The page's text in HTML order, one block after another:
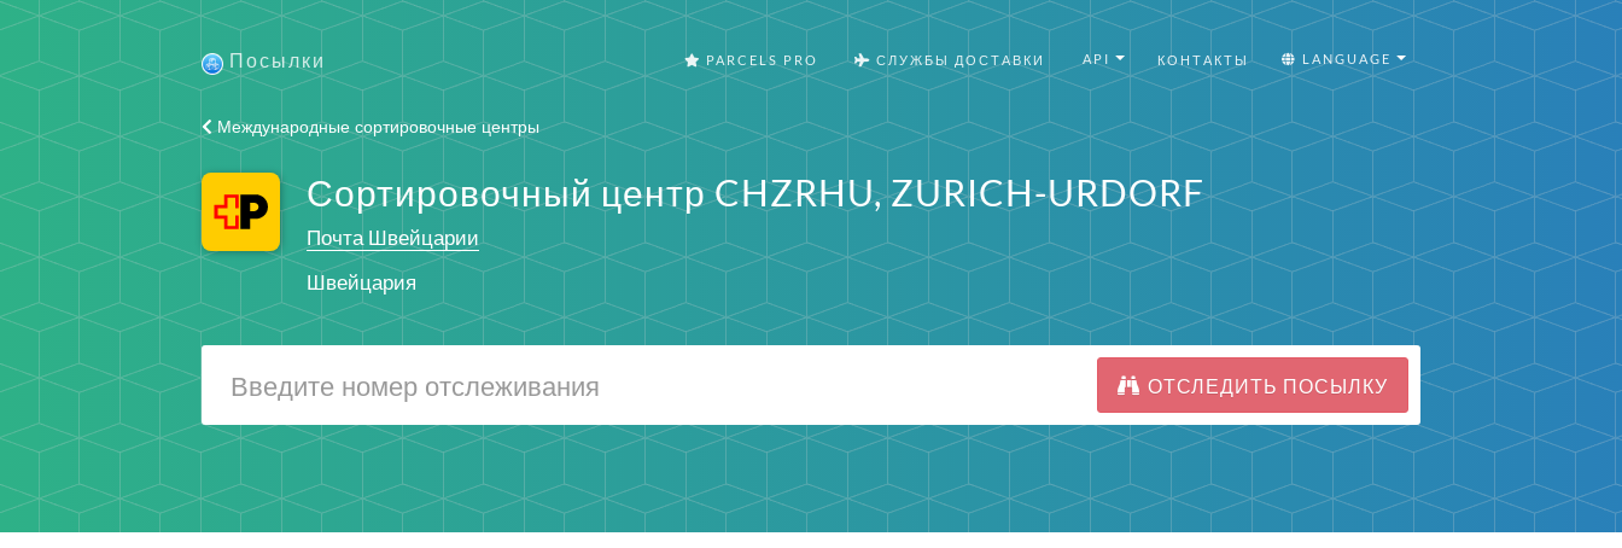
Посылки PARCELS PRO СЛУЖБЫ ДОСТАВКИ API КОНТАКТЫ LANGUAGE
Международные сортировочные центры
Сортировочный центр CHZRHU, ZURICH-URDORF
Почта Швейцарии
Швейцария
ОТСЛЕДИТЬ ПОСЫЛКУ